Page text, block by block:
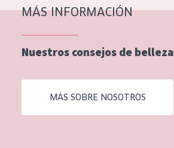
Piel normal y seca
Piel mixata o grasa
Piel madura
Piel expuesta al sol
Piel menopáusica
MÁS INFORMACIÓN
Nuestros consejos de belleza
MÁS SOBRE NOSOTROS